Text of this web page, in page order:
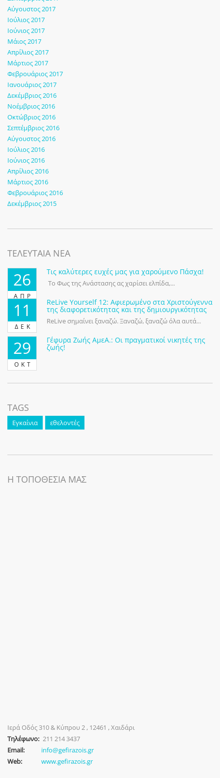
Αύγουστος 2017
Ιούλιος 2017
Ιούνιος 2017
Μάιος 2017
Απρίλιος 2017
Μάρτιος 2017
Φεβρουάριος 2017
Ιανουάριος 2017
Δεκέμβριος 2016
Νοέμβριος 2016
Οκτώβριος 2016
Σεπτέμβριος 2016
Αύγουστος 2016
Ιούλιος 2016
Ιούνιος 2016
Απρίλιος 2016
Μάρτιος 2016
Φεβρουάριος 2016
Δεκέμβριος 2015
ΤΕΛΕΥΤΑΙΑ ΝΕΑ
26
ΑΠΡ
Τις καλύτερες ευχές μας για χαρούμενο Πάσχα!
Το Φως της Ανάστασης ας χαρίσει ελπίδα,...
11
ΔΕΚ
ReLive Yourself 12: Αφιερωμένο στα Χριστούγεννα
της διαφορετικότητας και της δημιουργικότητας
ReLive σημαίνει ξαναζώ. Ξαναζώ, ξαναζώ όλα αυτά...
29
ΟΚΤ
Γέφυρα Ζωής ΑμεΑ.: Οι πραγματικοί νικητές της
ζωής!
TAGS
Εγκαίνια εθελοντές
Η ΤΟΠΟΘΕΣΙΑ ΜΑΣ
Ιερά Οδός 310 & Κύπρου 2 , 12461 , Χαιδάρι
Τηλέφωνο:211 214 3437
Email:
info@gefirazois.gr
Web:
www.gefirazois.gr